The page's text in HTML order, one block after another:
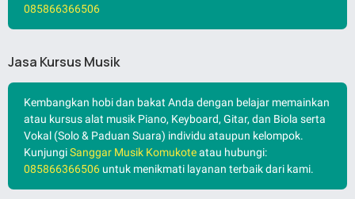
085866366506
Jasa Kursus Musik
Kembangkan hobi dan bakat Anda dengan belajar memainkan
atau kursus alat musik Piano, Keyboard, Gitar, dan Biola serta
Vokal (Solo & Paduan Suara) individu ataupun kelompok.
KunjungiSanggar Musik Komukoteatau hubungi:
085866366506 untuk menikmati layanan terbaik dari kami.